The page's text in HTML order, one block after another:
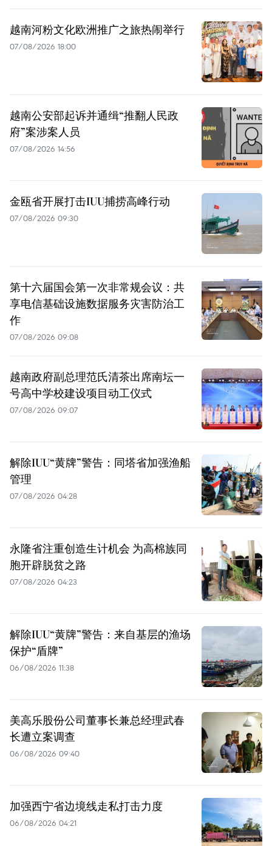
越南河粉文化欧洲推广之旅热闹举行
07/08/2026 18:00
越南公安部起诉并通缉“推翻人民政
府”案涉案人员
07/08/2026 14:56
金瓯省开展打击IUU捕捞高峰行动
07/08/2026 09:30
第十六届国会第一次非常规会议：共
享电信基础设施数据服务灾害防治工
作
07/08/2026 09:08
越南政府副总理范氏清茶出席南坛一
号高中学校建设项目动工仪式
07/08/2026 09:07
解除IUU“黄牌”警告：同塔省加强渔船
管理
07/08/2026 04:28
永隆省注重创造生计机会 为高棉族同
胞开辟脱贫之路
07/08/2026 04:23
解除IUU“黄牌”警告：来自基层的渔场
保护“盾牌”
06/08/2026 11:38
美高乐股份公司董事长兼总经理武春
长遭立案调查
06/08/2026 09:40
加强西宁省边境线走私打击力度
06/08/2026 04:21